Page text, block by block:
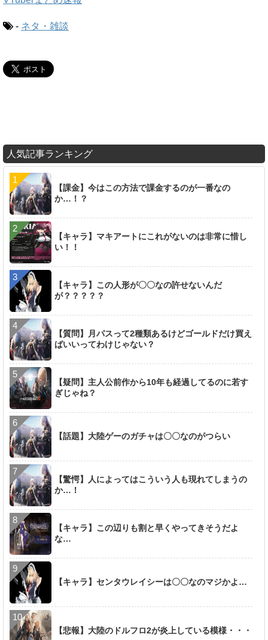
- ネタ・雑談
人気記事ランキング
【課金】今はこの方法で課金するのが一番なの
か…！？
【キャラ】マキアートにこれがないのは非常に惜し
い！！
【キャラ】この人形が〇〇なの許せないんだ
が？？？？？
【質問】月パスって2種類あるけどゴールドだけ買え
ばいいってわけじゃない？
【疑問】主人公前作から10年も経過してるのに若す
ぎじゃね？
【話題】大陸ゲーのガチャは〇〇なのがつらい
【驚愕】人によってはこういう人も現れてしまうの
か…！
【キャラ】この辺りも割と早くやってきそうだよ
な…
【キャラ】センタウレイシーは〇〇なのマジかよ…
【悲報】大陸のドルフロ2が炎上している模様・・・